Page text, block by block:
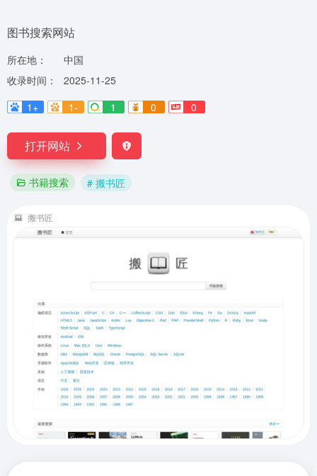
图书搜索网站
所在地：
中国
收录时间：
2025-11-25
1+
1- 1 0 0
打开网站
书籍搜索 # 搬书匠
搬书匠